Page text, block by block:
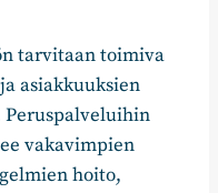
tarvitaan toimiva
asiakkuuksien
vakavimpien
hoito,